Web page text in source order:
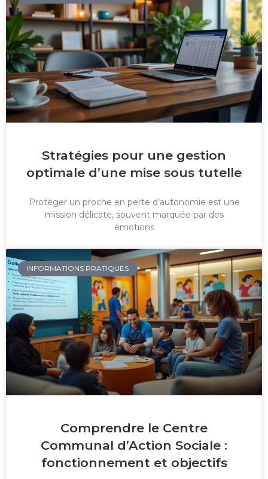
Stratégies pour une gestion
optimale d’une mise sous tutelle
Protéger un proche en perte d’autonomie est une
mission délicate, souvent marquée par des
émotions
INFORMATIONS PRATIQUES
Comprendre le Centre
Communal d’Action Sociale :
fonctionnement et objectifs